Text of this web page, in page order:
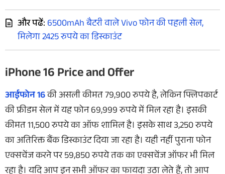
और पढें: 6500mAh बैटरी वाले Vivo फोन की पहली सेल,
मिलेगा 2425 रुपये का डिस्काउंट
iPhone 16 Price and Offer
आईफोन 16की असली कीमत 79,900 रुपये है, लेकिन फ्लिपकार्ट
की फ्रीडम सेल में यह फोन 69,999 रुपये में मिल रहा है। इसकी
कीमत 11,500 रुपये का ऑफ शामिल है। इसके साथ 3,250 रुपये
का अतिरिक्त बैंक डिस्काउंट दिया जा रहा है। यही नहीं पुराना फोन
एक्सचेंज करने पर 59,850 रुपये तक का एक्सचेंज ऑफर भी मिल